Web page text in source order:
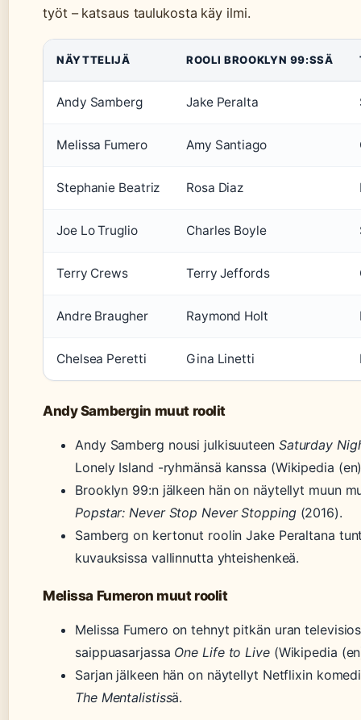
työt – katsaus taulukosta käy ilmi.
NÄYTTELIJÄ ROOLI BROOKLYN 99:SSÄ
Andy Samberg Jake Peralta
Melissa Fumero Amy Santiago
Stephanie Beatriz Rosa Diaz
Joe Lo Truglio Charles Boyle
Terry Crews Terry Jeffords
Andre Braugher Raymond Holt
Chelsea Peretti Gina Linetti
Andy Sambergin muut roolit
Andy Samberg nousi julkisuuteen Saturday
Lonely Island -ryhmänsä kanssa (Wikipedia
Brooklyn 99:n jälkeen hän on näytellyt muun
Popstar: Never Stop Never Stopping(2016).
Samberg on kertonut roolin Jake Peraltana
kuvauksissa vallinnutta yhteishenkeä.
Melissa Fumeron muut roolit
Melissa Fumero on tehnyt pitkän uran
saippuasarjassa One Life to Live(Wikipedia
Sarjan jälkeen hän on näytellyt Netflixin
The Mentalistissä.